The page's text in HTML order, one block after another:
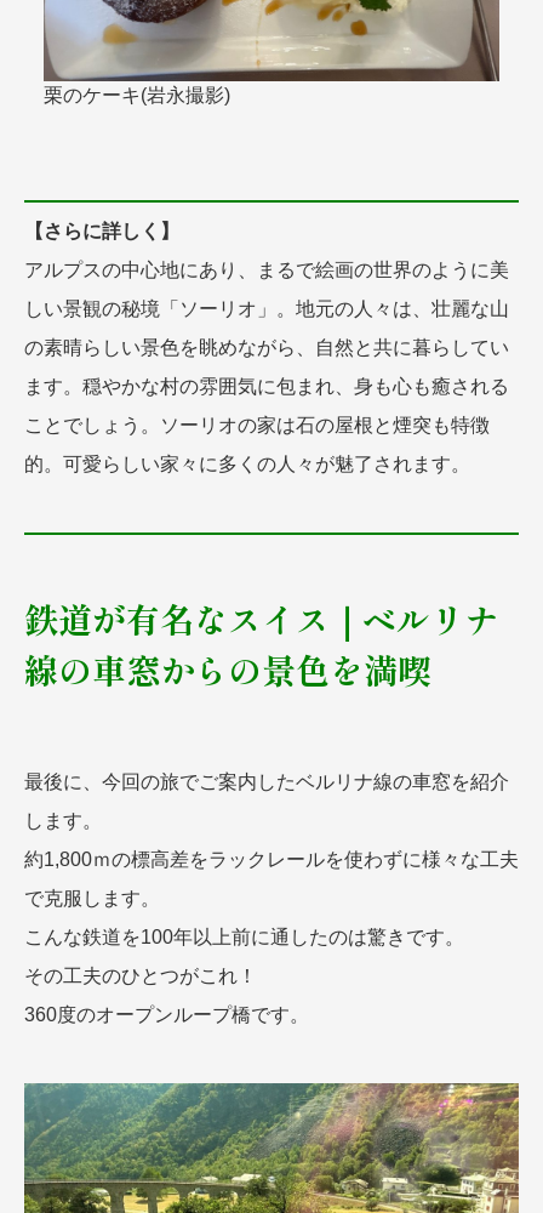
栗のケーキ(岩永撮影)
【さらに詳しく】
アルプスの中心地にあり、まるで絵画の世界のように美
しい景観の秘境「ソーリオ」。地元の人々は、壮麗な山
の素晴らしい景色を眺めながら、自然と共に暮らしてい
ます。穏やかな村の雰囲気に包まれ、身も心も癒される
ことでしょう。ソーリオの家は石の屋根と煙突も特徴
的。可愛らしい家々に多くの人々が魅了されます。
鉄道が有名なスイス｜ベルリナ
線の車窓からの景色を満喫
最後に、今回の旅でご案内したベルリナ線の車窓を紹介
します。
約1,800ｍの標高差をラックレールを使わずに様々な工夫
で克服します。
こんな鉄道を100年以上前に通したのは驚きです。
その工夫のひとつがこれ！
360度のオープンループ橋です。